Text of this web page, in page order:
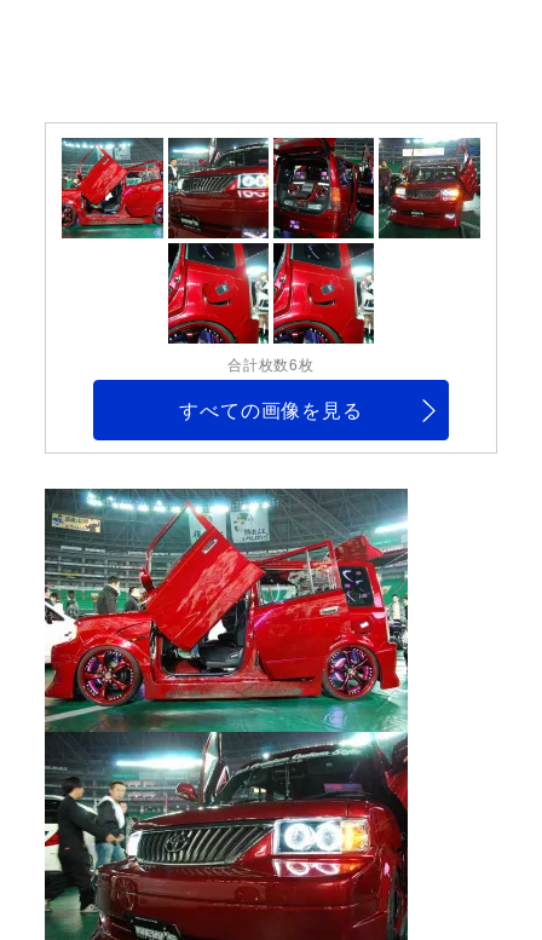
合計枚数6枚
すべての画像を見る